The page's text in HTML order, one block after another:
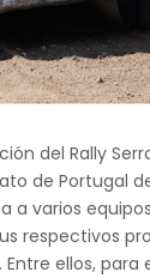
ción del Rally
de Portugal
a varios
respectivos
ellos, para